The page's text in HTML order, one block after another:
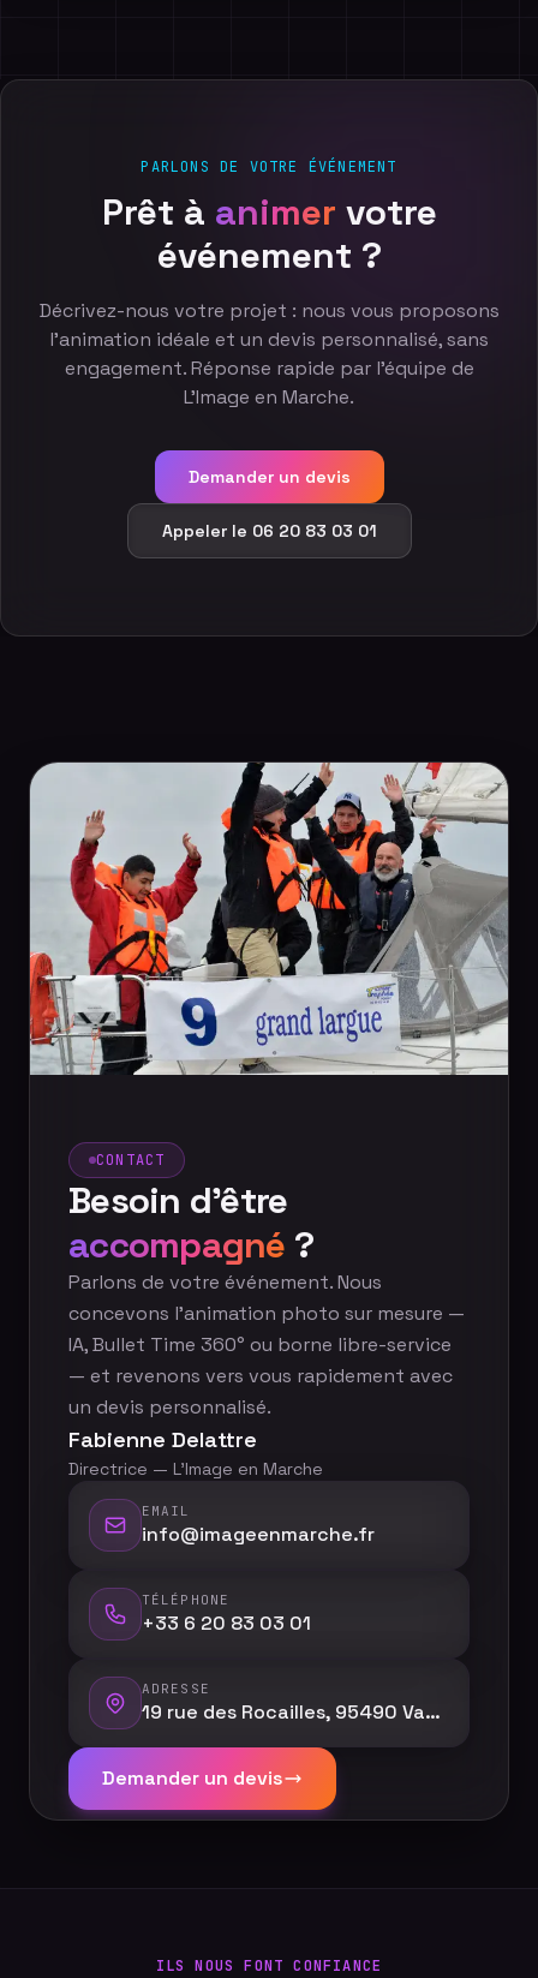
PARLONS DE VOTRE ÉVÉNEMENT
Prêt à animer votre
événement ?
Décrivez-nous votre projet : nous vous proposons
l'animation idéale et un devis personnalisé, sans
engagement. Réponse rapide par l'équipe de
L'Image en Marche.
Demander un devis
Appeler le 06 20 83 03 01
CONTACT
Besoin d'être
accompagné ?
Parlons de votre événement. Nous
concevons l'animation photo sur mesure —
IA, Bullet Time 360° ou borne libre-service
— et revenons vers vous rapidement avec
un devis personnalisé.
Fabienne Delattre
Directrice — L'Image en Marche
EMAIL
info@imageenmarche.fr
TÉLÉPHONE
+33 6 20 83 03 01
ADRESSE
19 rue des Rocailles, 95490 Vauréal
Demander un devis
ILS NOUS FONT CONFIANCE